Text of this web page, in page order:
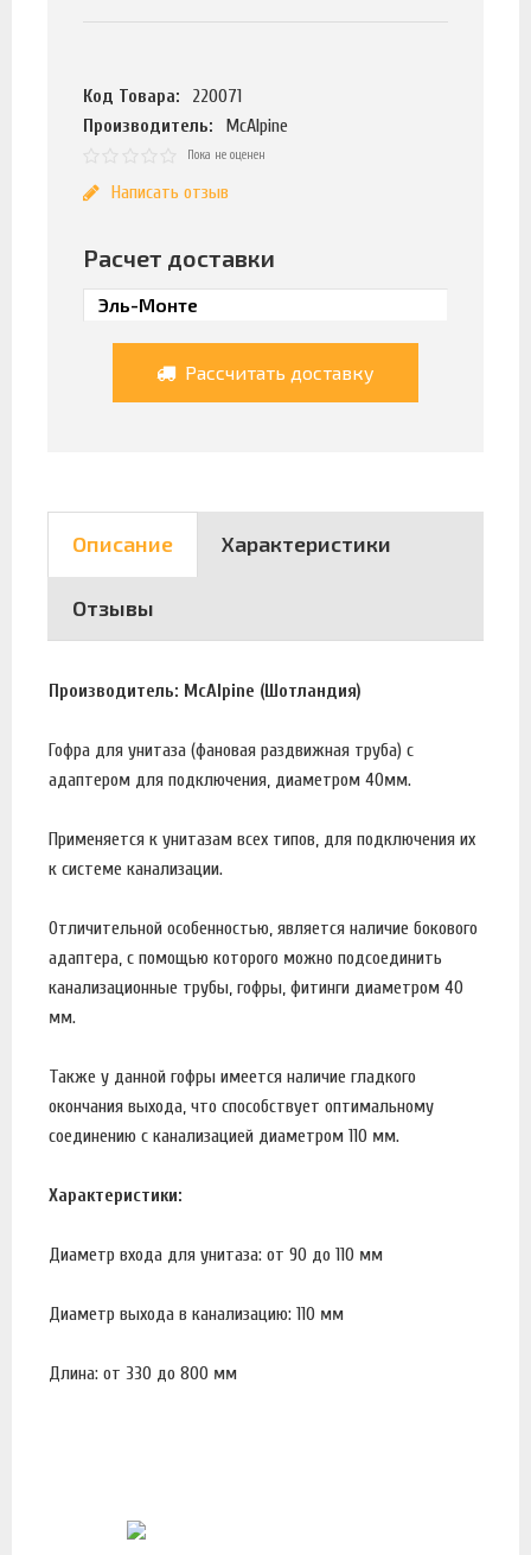
Код Товара:
220071
Производитель:
McAlpine
Пока не оценен
Написать отзыв
Расчет доставки
Рассчитать доставку
Описание Характеристики
Отзывы
Производитель: McAlpine (Шотландия)
Гофра для унитаза (фановая раздвижная труба) с
адаптером для подключения, диаметром 40мм.
Применяется к унитазам всех типов, для подключения их
к системе канализации.
Отличительной особенностью, является наличие бокового
адаптера, с помощью которого можно подсоединить
канализационные трубы, гофры, фитинги диаметром 40
мм.
Также у данной гофры имеется наличие гладкого
окончания выхода, что способствует оптимальному
соединению с канализацией диаметром 110 мм.
Характеристики:
Диаметр входа для унитаза: от 90 до 110 мм
Диаметр выхода в канализацию: 110 мм
Длина: от 330 до 800 мм